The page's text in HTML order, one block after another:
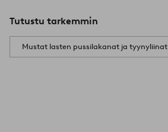
Tutustu tarkemmin
Mustat lasten pussilakanat ja tyynyliinat